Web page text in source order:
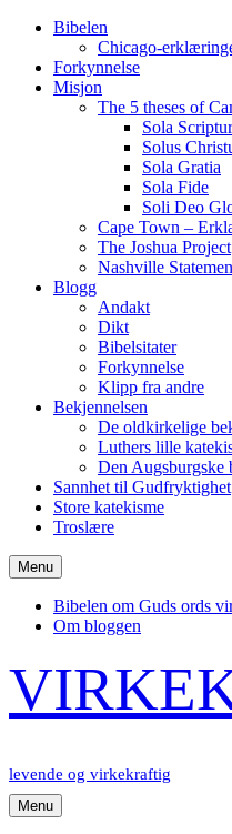
Skip
content
Bibelen
Chicago-
Forkynnelse
Misjon
The 5 theses of
Sola
Solus
Sola Gratia
Sola Fide
Soli Deo
Cape Town –
The Joshua Project
Nashville
Blogg
Andakt
Dikt
Bibelsitater
Forkynnelse
Klipp fra andre
Bekjennelsen
De oldkirkelige
Luthers lille
Den Augsburgske
Sannhet til Gudfryktighet
Store katekisme
Troslære
Menu
Bibelen om Guds ords
Om bloggen
levende og virkekraftig
Menu